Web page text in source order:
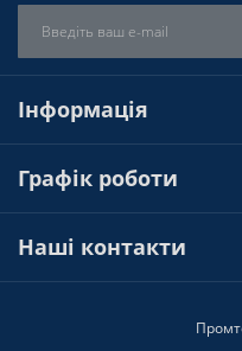
Інформація
Графік роботи
Наші контакти